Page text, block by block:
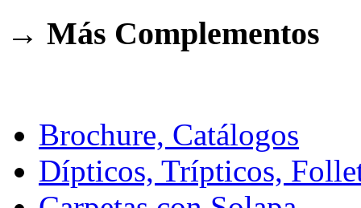
→ Más Complementos
Brochure, Catálogos
Dípticos, Trípticos,